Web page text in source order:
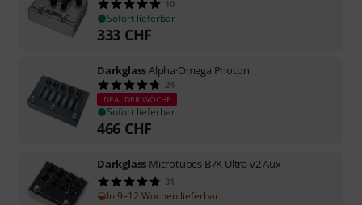
10
Sofort lieferbar
333 CHF
DarkglassAlpha·Omega Photon
24
DEAL DER WOCHE
Sofort lieferbar
466 CHF
Darkglass Microtubes B7K Ultra v2 Aux
31
In 9–12 Wochen lieferbar